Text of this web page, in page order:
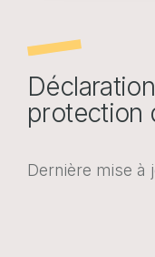
FR
FR
EN
EN
DE
DE
protection
Dernière mise à